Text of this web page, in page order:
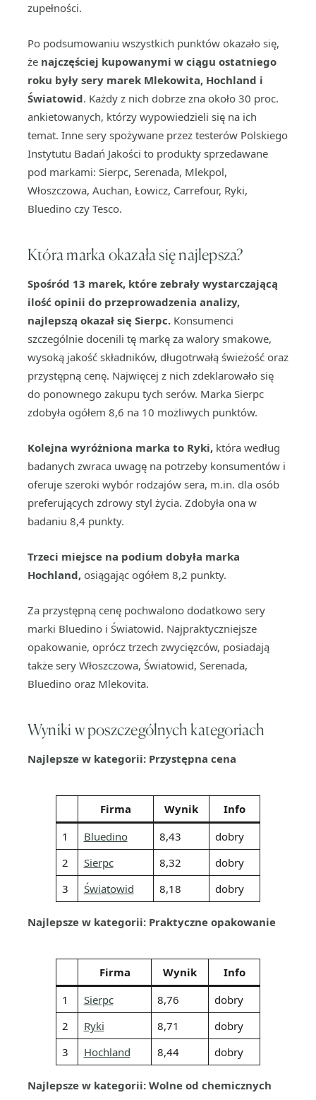
zupełności.
Po podsumowaniu wszystkich punktów okazało się,
że najczęściej kupowanymi w ciągu ostatniego
roku były sery marek Mlekowita, Hochland i
Światowid. Każdy z nich dobrze zna około 30 proc.
ankietowanych, którzy wypowiedzieli się na ich
temat. Inne sery spożywane przez testerów Polskiego
Instytutu Badań Jakości to produkty sprzedawane
pod markami: Sierpc, Serenada, Mlekpol,
Włoszczowa, Auchan, Łowicz, Carrefour, Ryki,
Bluedino czy Tesco.
Która marka okazała się najlepsza?
Spośród 13 marek, które zebrały wystarczającą
ilość opinii do przeprowadzenia analizy,
najlepszą okazał się Sierpc. Konsumenci
szczególnie docenili tę markę za walory smakowe,
wysoką jakość składników, długotrwałą świeżość oraz
przystępną cenę. Najwięcej z nich zdeklarowało się
do ponownego zakupu tych serów. Marka Sierpc
zdobyła ogółem 8,6 na 10 możliwych punktów.
Kolejna wyróżniona marka to Ryki, która według
badanych zwraca uwagę na potrzeby konsumentów i
oferuje szeroki wybór rodzajów sera, m.in. dla osób
preferujących zdrowy styl życia. Zdobyła ona w
badaniu 8,4 punkty.
Trzeci miejsce na podium dobyła marka
Hochland, osiągając ogółem 8,2 punkty.
Za przystępną cenę pochwalono dodatkowo sery
marki Bluedino i Światowid. Najpraktyczniejsze
opakowanie, oprócz trzech zwycięzców, posiadają
także sery Włoszczowa, Światowid, Serenada,
Bluedino oraz Mlekovita.
Wyniki w poszczególnych kategoriach
Najlepsze w kategorii: Przystępna cena
Firma Wynik
Info
1
Bluedino 8,43
dobry
2
Sierpc 8,32
dobry
3
Światowid 8,18 dobry
Najlepsze w kategorii: Praktyczne opakowanie
Firma Wynik
Info
1
Sierpc 8,76
dobry
2
Ryki 8,71
dobry
3
Hochland 8,44 dobry
Najlepsze w kategorii: Wolne od chemicznych